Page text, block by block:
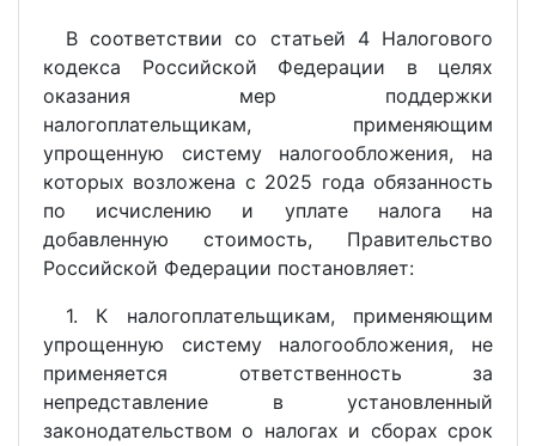
В соответствии со статьей 4 Налогового
кодекса Российской Федерации в целях
оказания мер поддержки
налогоплательщикам, применяющим
упрощенную систему налогообложения, на
которых возложена с 2025 года обязанность
по исчислению и уплате налога на
добавленную стоимость, Правительство
Российской Федерации постановляет:
1. К налогоплательщикам, применяющим
упрощенную систему налогообложения, не
применяется ответственность за
непредставление в установленный
законодательством о налогах и сборах срок